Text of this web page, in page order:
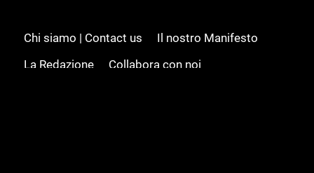
Chi siamo | Contact us
Il nostro Manifesto
La Redazione
Collabora con noi